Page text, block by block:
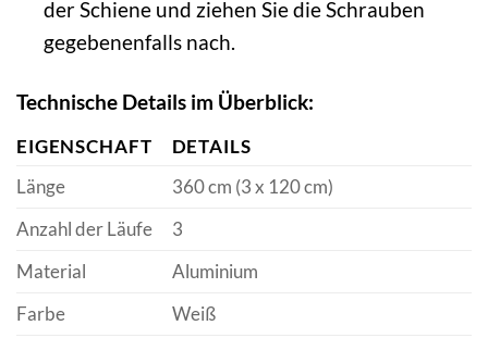
der Schiene und ziehen Sie die Schrauben
gegebenenfalls nach.
Technische Details im Überblick:
EIGENSCHAFT
DETAILS
Länge
360 cm (3 x 120 cm)
Anzahl der Läufe
3
Material
Aluminium
Farbe
Weiß